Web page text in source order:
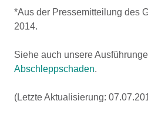
*Aus der Pressemitteilung des
2014.
Siehe auch unsere
Abschleppschaden.
(Letzte Aktualisierung: